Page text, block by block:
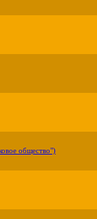
общество")